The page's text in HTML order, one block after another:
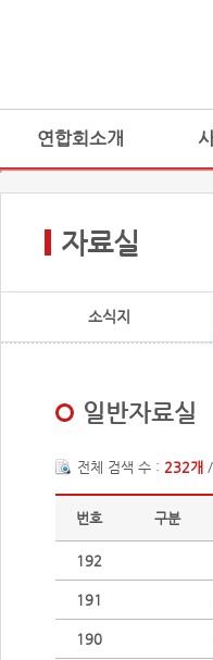
연합회소개
자료실
소식지
일반자료실
전체 검색 수 : 232개
번호 구분
192
191
190